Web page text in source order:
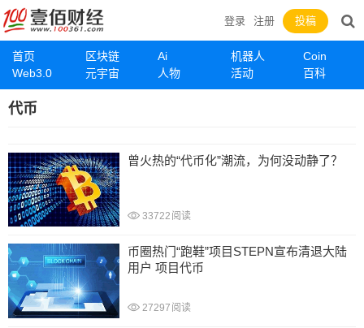
首页 区块链 Ai 机器人
Coin
Web3.0
元宇宙 人物 活动 百科
登录 注册 投稿
代币
曾火热的“代币化”潮流，为何没动静了？
33722 阅读
币圈热门“跑鞋”项目STEPN宣布清退大陆
用户 项目代币
27297 阅读